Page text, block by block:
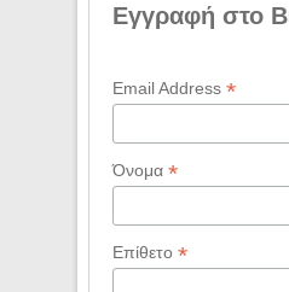
Εγγραφή στο
Email Address *
Όνομα *
Επίθετο *